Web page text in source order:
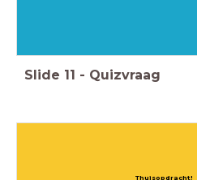
Slide 11 - Quizvraag
Thuisopdracht!